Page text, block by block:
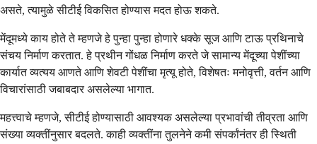
असते, त्यामुळे सीटीई विकसित होण्यास मदत होऊ शकते.
मेंदूमध्ये काय होते ते म्हणजे हे पुन्हा पुन्हा होणारे धक्के सूज आणि टाऊ प्रथिनाचे
संचय निर्माण करतात. हे प्रथीन गोंधळ निर्माण करते जे सामान्य मेंदूच्या पेशींच्या
कार्यात व्यत्यय आणते आणि शेवटी पेशींचा मृत्यू होते, विशेषतः मनोवृत्ती, वर्तन आणि
विचारांसाठी जबाबदार असलेल्या भागात.
महत्त्वाचे म्हणजे, सीटीई होण्यासाठी आवश्यक असलेल्या प्रभावांची तीव्रता आणि
संख्या व्यक्तींनुसार बदलते. काही व्यक्तींना तुलनेने कमी संपर्कांनंतर ही स्थिती